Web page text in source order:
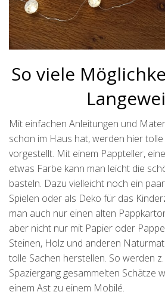
So viele
Mit einfachen Anleitungen und
schon im Haus hat, werden hier
vorgestellt. Mit einem Pappteller,
etwas Farbe kann man leicht die
basteln. Dazu vielleicht noch ein
Spielen oder als Deko für das
man auch nur einen alten
aber nicht nur mit Papier oder
Steinen, Holz und anderen
tolle Sachen herstellen. So werden
Spaziergang gesammelten Schätze
einem Ast zu einem Mobilé.